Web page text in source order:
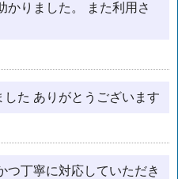
かりました。 また利用さ
た ありがとうございます
つ丁寧に対応していただき